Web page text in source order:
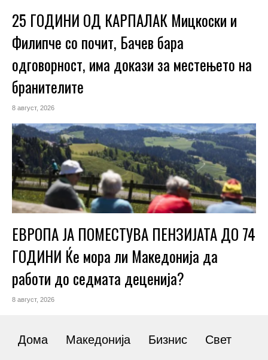
25 ГОДИНИ ОД КАРПАЛАК Мицкоски и
Филипче со почит, Бачев бара
одговорност, има докази за местењето на
бранителите
8 август, 2026
ЕВРОПА ЈА ПОМЕСТУВА ПЕНЗИЈАТА ДО 74
ГОДИНИ Ќе мора ли Македонија да
работи до седмата деценија?
8 август, 2026
Дома Македонија Бизнис Свет